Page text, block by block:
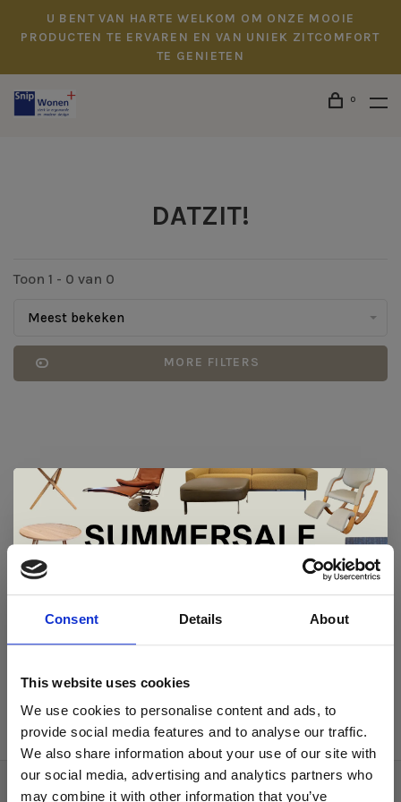
Consent Details About
This website uses cookies
We use cookies to personalise content and ads, to
provide social media features and to analyse our traffic.
We also share information about your use of our site with
our social media, advertising and analytics partners who
may combine it with other information that you’ve
U BENT VAN HARTE WELKOM OM ONZE MOOIE
PRODUCTEN TE ERVAREN EN VAN UNIEK ZITCOMFORT
TE GENIETEN
0
DATZIT!
Toon 1 - 0 van 0
Meest bekeken
MORE FILTERS
Geen producten gevonden!...
Over ons
De Summer Sale bij Snip Wonen+ is
gestart!
woonaccessoires aan te schaffen met aantrekkelijke kortingen.
In onze showroom vind je een uitgebreide selectie
designmeubelen van gerenommeerde Nederlandse en Europese
merken. Onder andere showroommodellen van
Gelderland,Swedese,Sculptures JeuxenArtisanzijn nu extra
voordelig verkrijgbaar. Profiteer van unieke aanbiedingen zolang